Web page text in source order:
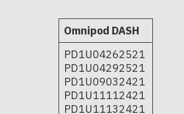
Omnipod DASH
PD1U04262521
PD1U04292521
PD1U09032421
PD1U11112421
PD1U11132421